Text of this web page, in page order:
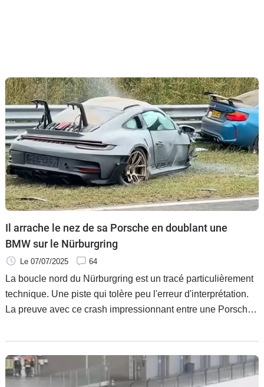
Il arrache le nez de sa Porsche en doublant une
BMW sur le Nürburgring
Le 07/07/2025 64
La boucle nord du Nürburgring est un tracé particulièrement
technique. Une piste qui tolère peu l'erreur d'interprétation.
La preuve avec ce crash impressionnant entre une Porsche